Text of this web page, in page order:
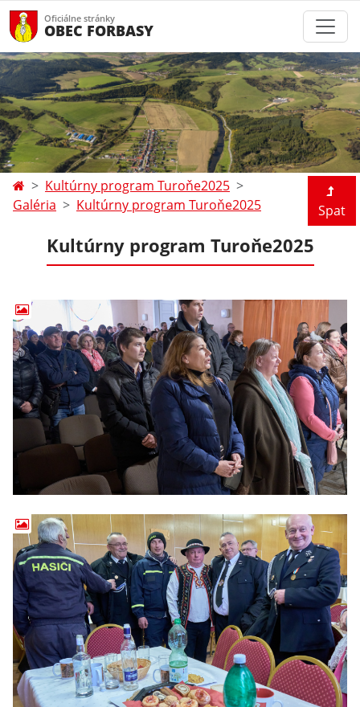
Oficiálne stránky
OBEC FORBASY
Kultúrny program Turoňe2025
Galéria
Kultúrny program Turoňe2025 Spat
Kultúrny program Turoňe2025